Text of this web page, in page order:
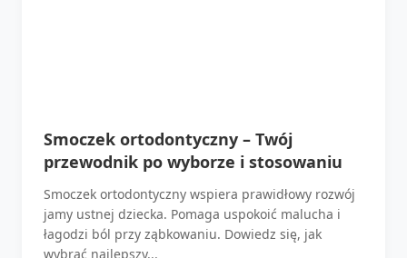
Smoczek ortodontyczny – Twój
przewodnik po wyborze i stosowaniu
Smoczek ortodontyczny wspiera prawidłowy rozwój
jamy ustnej dziecka. Pomaga uspokoić malucha i
łagodzi ból przy ząbkowaniu. Dowiedz się, jak
wybrać najlepszy...